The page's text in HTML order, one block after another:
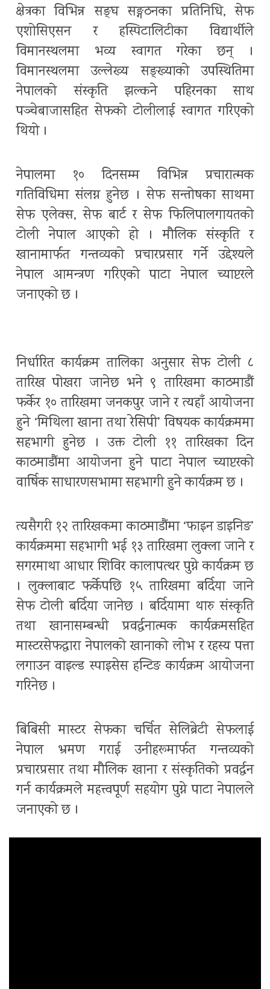
क्षेत्रका विभिन्न सङ्घ सङ्गठनका प्रतिनिधि, सेफ
एशोसिएसन र हस्पिटालिटीका विद्यार्थीले
विमानस्थलमा भव्य स्वागत गरेका छन् ।
विमानस्थलमा उल्लेख्य सङ्ख्याको उपस्थितिमा
नेपालको संस्कृति झल्कने पहिरनका साथ
पञ्चेबाजासहित सेफको टोलीलाई स्वागत गरिएको
थियो ।
नेपालमा १० दिनसम्म विभिन्न प्रचारात्मक
गतिविधिमा संलग्न हुनेछ । सेफ सन्तोषका साथमा
सेफ एलेक्स, सेफ बार्ट र सेफ फिलिपालगायतको
टोली नेपाल आएको हो । मौलिक संस्कृति र
खानामार्फत गन्तव्यको प्रचारप्रसार गर्ने उद्देश्यले
नेपाल आमन्त्रण गरिएको पाटा नेपाल च्याप्टरले
जनाएको छ ।
निर्धारित कार्यक्रम तालिका अनुसार सेफ टोली ८
तारिख पोखरा जानेछ भने ९ तारिखमा काठमाडौं
फर्केर १० तारिखमा जनकपुर जाने र त्यहाँ आयोजना
हुने ‘मिथिला खाना तथा रेसिपी’ विषयक कार्यक्रममा
सहभागी हुनेछ । उक्त टोली ११ तारिखका दिन
काठमाडौंमा आयोजना हुने पाटा नेपाल च्याप्टरको
वार्षिक साधारणसभामा सहभागी हुने कार्यक्रम छ ।
त्यसैगरी १२ तारिखकमा काठमाडौंमा ‘फाइन डाइनिङ’
कार्यक्रममा सहभागी भई १३ तारिखमा लुक्ला जाने र
सगरमाथा आधार शिविर कालापत्थर पुग्ने कार्यक्रम छ
। लुक्लाबाट फर्केपछि १५ तारिखमा बर्दिया जाने
सेफ टोली बर्दिया जानेछ । बर्दियामा थारु संस्कृति
तथा खानासम्बन्धी प्रवर्द्धनात्मक कार्यक्रमसहित
मास्टरसेफद्वारा नेपालको खानाको लोभ र रहस्य पत्ता
लगाउन वाइल्ड स्पाइसेस हन्टिङ कार्यक्रम आयोजना
गरिनेछ ।
बिबिसी मास्टर सेफका चर्चित सेलिब्रेटी सेफलाई
नेपाल भ्रमण गराई उनीहरूमार्फत गन्तव्यको
प्रचारप्रसार तथा मौलिक खाना र संस्कृतिको प्रवर्द्धन
गर्न कार्यक्रमले महत्त्वपूर्ण सहयोग पुग्ने पाटा नेपालले
जनाएको छ ।